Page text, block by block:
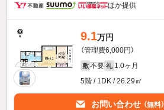
ほか提供
9.1万円
（管理費6,000円）
敷 不要 礼 1.0ヶ月
5階 / 1DK / 26.29㎡
お問い合わせ （無料）